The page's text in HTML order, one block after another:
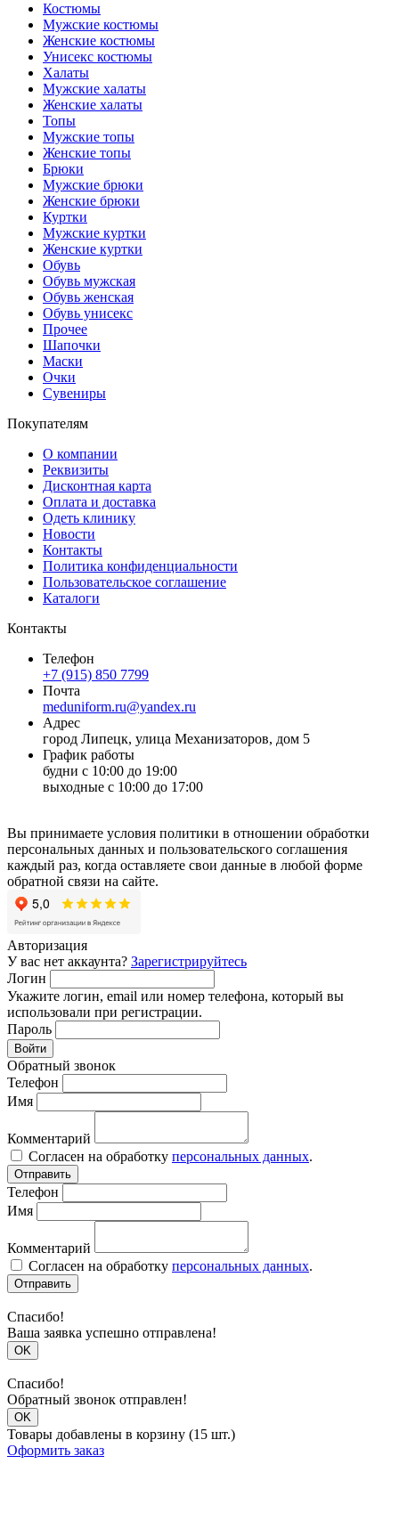
Костюмы
Мужские костюмы
Женские костюмы
Унисекс костюмы
Халаты
Мужские халаты
Женские халаты
Топы
Мужские топы
Женские топы
Брюки
Мужские брюки
Женские брюки
Куртки
Мужские куртки
Женские куртки
Обувь
Обувь мужская
Обувь женская
Обувь унисекс
Прочее
Шапочки
Маски
Очки
Сувениры
Покупателям
О компании
Реквизиты
Дисконтная карта
Оплата и доставка
Одеть клинику
Новости
Контакты
Политика конфиденциальности
Пользовательское соглашение
Каталоги
Контакты
Телефон
+7 (915) 850 7799
Почта
meduniform.ru@yandex.ru
Адрес
город Липецк, улица Механизаторов, дом 5
График работы
будни с 10:00 до 19:00
выходные с 10:00 до 17:00
Вы принимаете условия политики в отношении обработки
персональных данных и пользовательского соглашения
каждый раз, когда оставляете свои данные в любой форме
обратной связи на сайте.
Авторизация
У вас нет аккаунта? Зарегистрируйтесь
Логин
Укажите логин, email или номер телефона, который вы
использовали при регистрации.
Пароль
Войти
Обратный звонок
Телефон
Имя
Комментарий
Согласен на обработку персональных данных.
Отправить
Телефон
Имя
Комментарий
Согласен на обработку персональных данных.
Отправить
Спасибо!
Ваша заявка успешно отправлена!
OK
Спасибо!
Обратный звонок отправлен!
OK
Товары добавлены в корзину (15 шт.)
Оформить заказ